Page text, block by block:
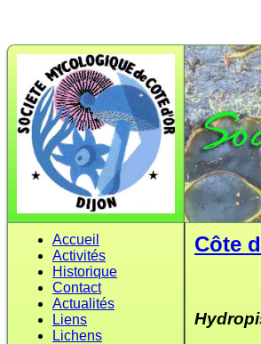
Accueil
Activités
Historique
Contact
Actualités
Liens
Lichens
Côte